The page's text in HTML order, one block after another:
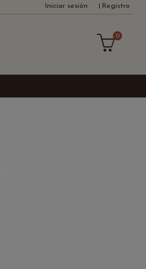
Iniciar sesión Registro
0